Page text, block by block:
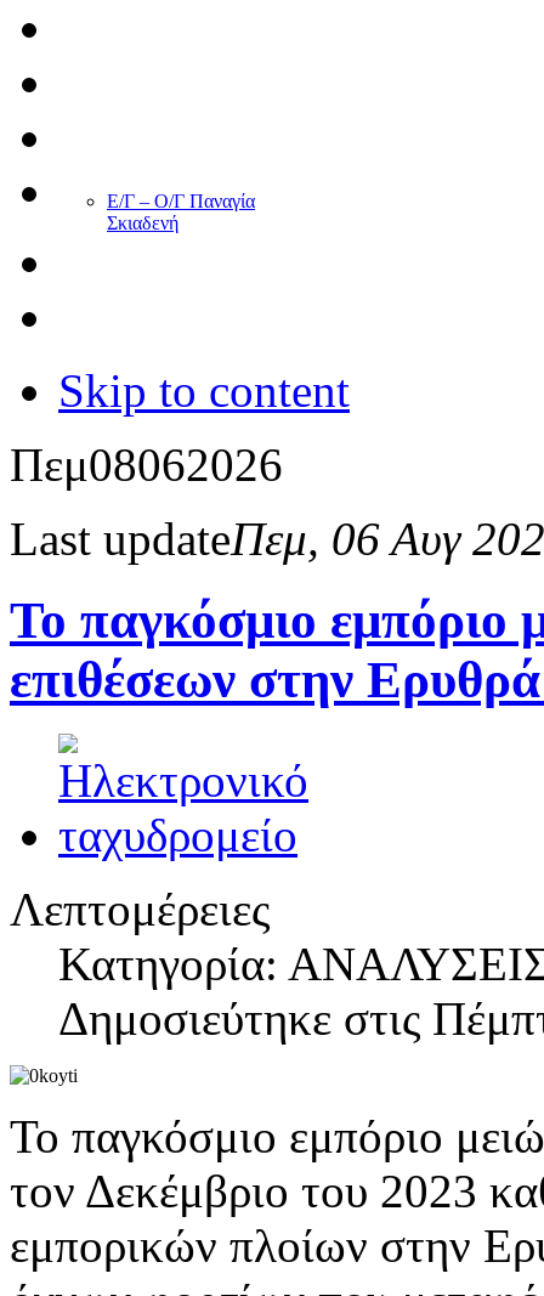
Ε/Γ – Ο/Γ Παναγία
Σκιαδενή
Skip to content
Πεμ08062026
Last updateΠεμ, 06 Αυγ
Το παγκόσμιο
επιθέσεων στην
Λεπτομέρειες
Κατηγορία:
Δημοσιεύτηκε στις
Το παγκόσμιο εμπόριο
τον Δεκέμβριο του 2023
εμπορικών πλοίων στην